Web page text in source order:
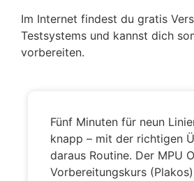
Im Internet findest du gratis
Testsystems und kannst dich
vorbereiten.
Fünf Minuten für neun
knapp – mit der richtigen
daraus Routine. Der MPU
Vorbereitungskurs